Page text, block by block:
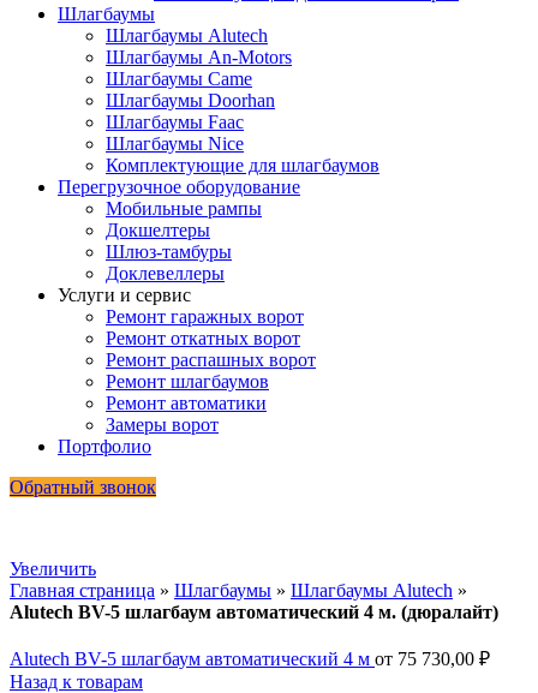
Шлагбаумы
Шлагбаумы Alutech
Шлагбаумы An-Motors
Шлагбаумы Came
Шлагбаумы Doorhan
Шлагбаумы Faac
Шлагбаумы Nice
Комплектующие для шлагбаумов
Перегрузочное оборудование
Мобильные рампы
Докшелтеры
Шлюз-тамбуры
Доклевеллеры
Услуги и сервис
Ремонт гаражных ворот
Ремонт откатных ворот
Ремонт распашных ворот
Ремонт шлагбаумов
Ремонт автоматики
Замеры ворот
Портфолио
Обратный звонок
Увеличить
Главная страница » Шлагбаумы » Шлагбаумы Alutech »
Alutech BV-5 шлагбаум автоматический 4 м. (дюралайт)
Alutech BV-5 шлагбаум автоматический 4 м от 75 730,00 ₽
Назад к товарам